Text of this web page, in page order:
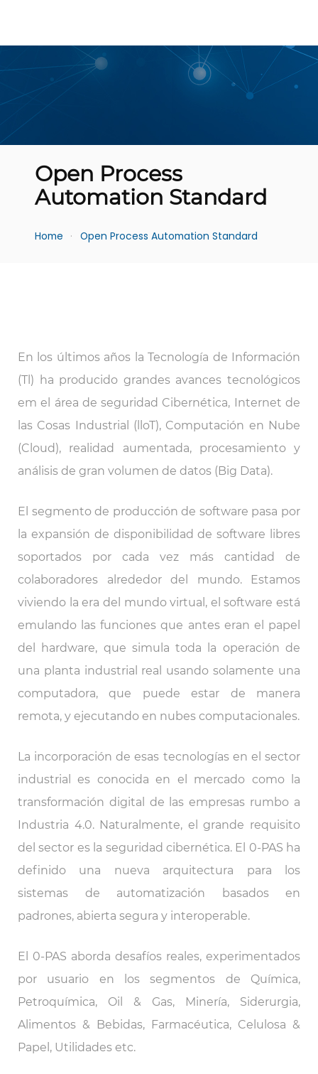
Open Process
Automation Standard
Home Open Process Automation Standard
En los últimos años la Tecnología de Información
(Tl) ha producido grandes avances tecnológicos
em el área de seguridad Cibernética, Internet de
las Cosas Industrial (lloT), Computación en Nube
(Cloud), realidad aumentada, procesamiento y
análisis de gran volumen de datos (Big Data).
El segmento de producción de software pasa por
la expansión de disponibilidad de software libres
soportados por cada vez más cantidad de
colaboradores alrededor del mundo. Estamos
viviendo la era del mundo virtual, el software está
emulando las funciones que antes eran el papel
del hardware, que simula toda la operación de
una planta industrial real usando solamente una
computadora, que puede estar de manera
remota, y ejecutando en nubes computacionales.
La incorporación de esas tecnologías en el sector
industrial es conocida en el mercado como la
transformación digital de las empresas rumbo a
Industria 4.0. Naturalmente, el grande requisito
del sector es la seguridad cibernética. El 0-PAS ha
definido una nueva arquitectura para los
sistemas de automatización basados en
padrones, abierta segura y interoperable.
El 0-PAS aborda desafíos reales, experimentados
por usuario en los segmentos de Química,
Petroquímica, Oil & Gas, Minería, Siderurgia,
Alimentos & Bebidas, Farmacéutica, Celulosa &
Papel, Utilidades etc.